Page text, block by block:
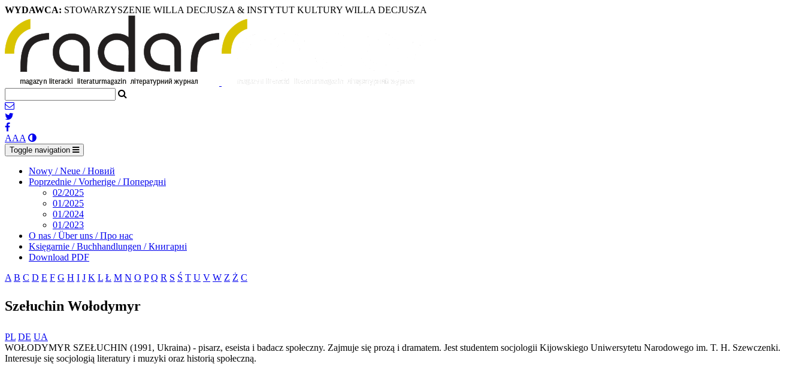
WYDAWCA: STOWARZYSZENIE WILLA DECJUSZA & INSTYTUT KULTURY WILLA DECJUSZA
AAA
Toggle navigation
Nowy / Neue / Новий
Poprzednie / Vorherige / Попередні
02/2025
01/2025
01/2024
01/2023
O nas / Über uns / Про нас
Księgarnie / Buchhandlungen / Книгарні
Download PDF
A B C D E F G H I J K L Ł M N O P Q R S Ś T U V W Z Ż С
Szełuсhin Wołodymyr
PL DE UA
WOŁODYMYR SZEŁUCHIN (1991, Ukraina) - pisarz, eseista i badacz społeczny. Zajmuje się prozą i dramatem. Jest studentem socjologii Kijowskiego Uniwersytetu Narodowego im. T. H. Szewczenki.
Interesuje się socjologią literatury i muzyki oraz historią społeczną.